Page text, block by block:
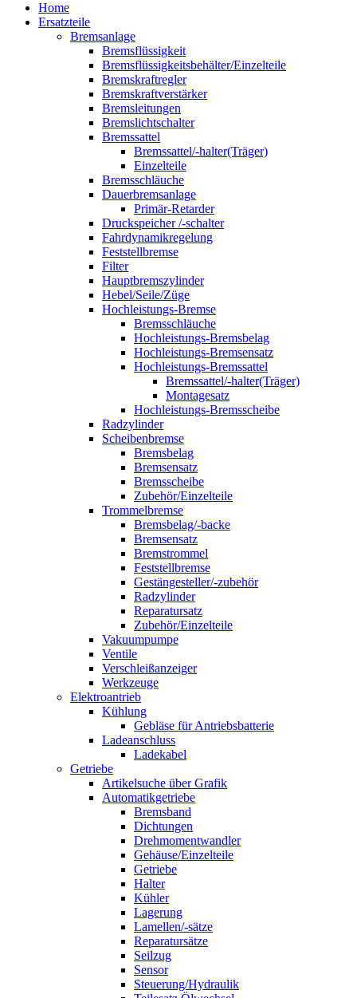
Home
Ersatzteile
Bremsanlage
Bremsflüssigkeit
Bremsflüssigkeitsbehälter/Einzelteile
Bremskraftregler
Bremskraftverstärker
Bremsleitungen
Bremslichtschalter
Bremssattel
Bremssattel/-halter(Träger)
Einzelteile
Bremsschläuche
Dauerbremsanlage
Primär-Retarder
Druckspeicher /-schalter
Fahrdynamikregelung
Feststellbremse
Filter
Hauptbremszylinder
Hebel/Seile/Züge
Hochleistungs-Bremse
Bremsschläuche
Hochleistungs-Bremsbelag
Hochleistungs-Bremsensatz
Hochleistungs-Bremssattel
Bremssattel/-halter(Träger)
Montagesatz
Hochleistungs-Bremsscheibe
Radzylinder
Scheibenbremse
Bremsbelag
Bremsensatz
Bremsscheibe
Zubehör/Einzelteile
Trommelbremse
Bremsbelag/-backe
Bremsensatz
Bremstrommel
Feststellbremse
Gestängesteller/-zubehör
Radzylinder
Reparatursatz
Zubehör/Einzelteile
Vakuumpumpe
Ventile
Verschleißanzeiger
Werkzeuge
Elektroantrieb
Kühlung
Gebläse für Antriebsbatterie
Ladeanschluss
Ladekabel
Getriebe
Artikelsuche über Grafik
Automatikgetriebe
Bremsband
Dichtungen
Drehmomentwandler
Gehäuse/Einzelteile
Getriebe
Halter
Kühler
Lagerung
Lamellen/-sätze
Reparatursätze
Seilzug
Sensor
Steuerung/Hydraulik